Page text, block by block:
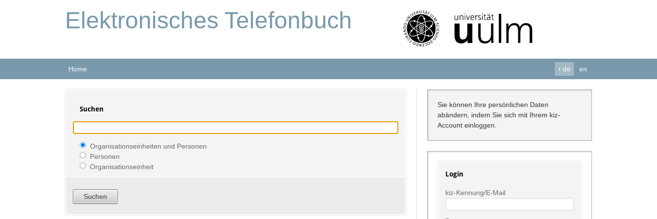
Elektronisches Telefonbuch
Home › de en
Suchen
Organisationseinheiten und Personen
Personen
Organisationseinheit
Sie können Ihre persönlichen Daten
abändern, indem Sie sich mit Ihrem kiz-
Account einloggen.
Login
kiz-Kennung/E-Mail